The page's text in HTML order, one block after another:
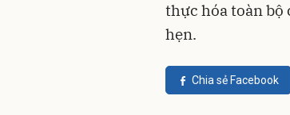
thực hóa toàn bộ
hẹn.
Chia sẻ Facebook